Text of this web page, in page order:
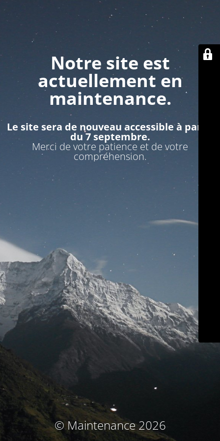
Notre site est
actuellement en
maintenance.
Le site sera de nouveau accessible à partir
du 7 septembre.
Merci de votre patience et de votre
compréhension.
© Maintenance 2026